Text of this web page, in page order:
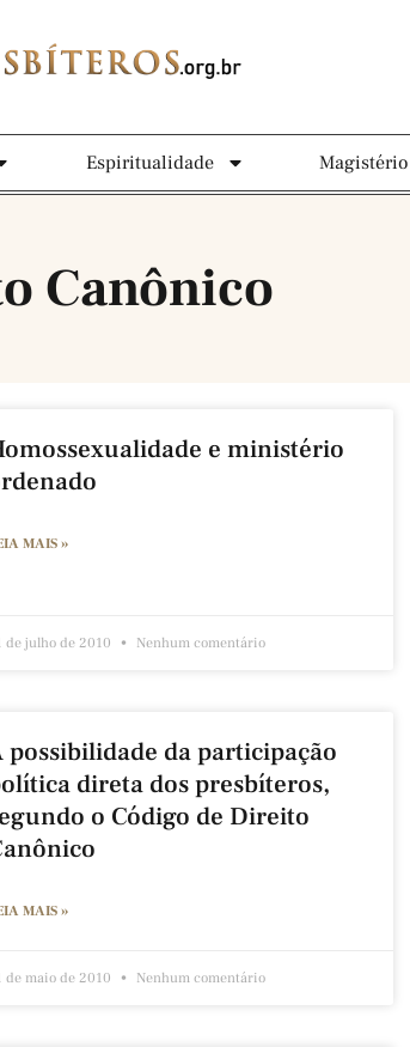
Espiritualidade Magistério
Canônico
e ministério
MAIS »
de julho de 2010 Nenhum comentário
possibilidade da participação
direta dos presbíteros,
o Código de Direito
MAIS »
de maio de 2010 Nenhum comentário